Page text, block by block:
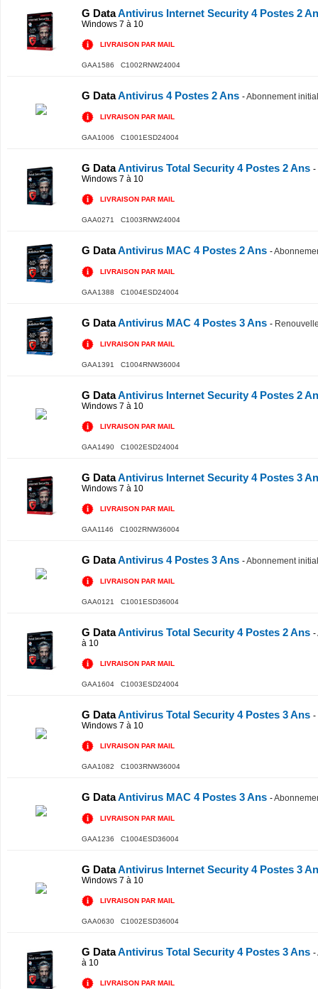
G DataAntivirus Internet Security 4 Postes 2
Windows 7 à 10
LIVRAISON PAR MAIL
GAA1586 C1002RNW24004
G DataAntivirus 4 Postes 2 Ans -Abonnement initial
LIVRAISON PAR MAIL
GAA1006 C1001ESD24004
G DataAntivirus Total Security 4 Postes 2 Ans -
Windows 7 à 10
LIVRAISON PAR MAIL
GAA0271 C1003RNW24004
G DataAntivirus MAC 4 Postes 2 Ans -
LIVRAISON PAR MAIL
GAA1388 C1004ESD24004
G DataAntivirus MAC 4 Postes 3 Ans -
LIVRAISON PAR MAIL
GAA1391 C1004RNW36004
G DataAntivirus Internet Security 4 Postes 2
Windows 7 à 10
LIVRAISON PAR MAIL
GAA1490 C1002ESD24004
G DataAntivirus Internet Security 4 Postes 3
Windows 7 à 10
LIVRAISON PAR MAIL
GAA1146 C1002RNW36004
G DataAntivirus 4 Postes 3 Ans -Abonnement initial
LIVRAISON PAR MAIL
GAA0121 C1001ESD36004
G DataAntivirus Total Security 4 Postes 2 Ans -
à 10
LIVRAISON PAR MAIL
GAA1604 C1003ESD24004
G DataAntivirus Total Security 4 Postes 3 Ans -
Windows 7 à 10
LIVRAISON PAR MAIL
GAA1082 C1003RNW36004
G DataAntivirus MAC 4 Postes 3 Ans -
LIVRAISON PAR MAIL
GAA1236 C1004ESD36004
G DataAntivirus Internet Security 4 Postes 3
Windows 7 à 10
LIVRAISON PAR MAIL
GAA0630 C1002ESD36004
G DataAntivirus Total Security 4 Postes 3 Ans -
à 10
LIVRAISON PAR MAIL